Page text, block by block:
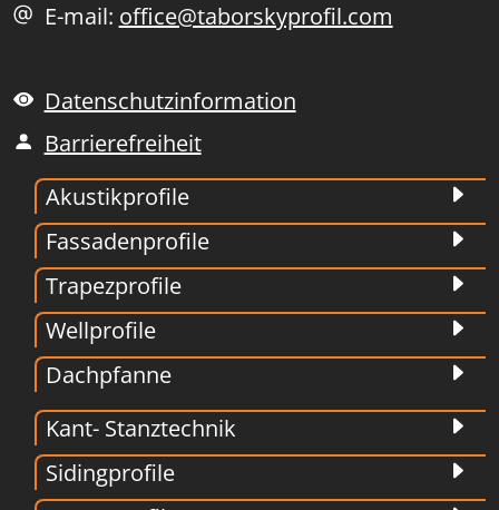
E-mail: office@taborskyprofil.com
Datenschutzinformation
Barrierefreiheit
Akustikprofile
Fassadenprofile
Trapezprofile
Wellprofile
Dachpfanne
Kant- Stanztechnik
Sidingprofile